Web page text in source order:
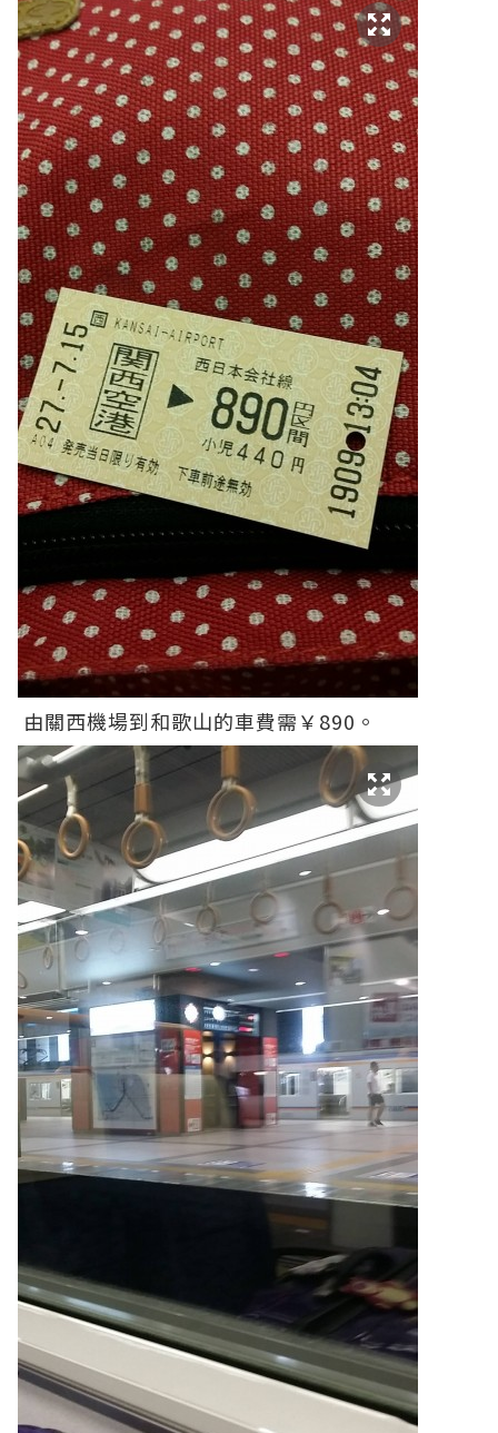
由關西機場到和歌山的車費需￥890。